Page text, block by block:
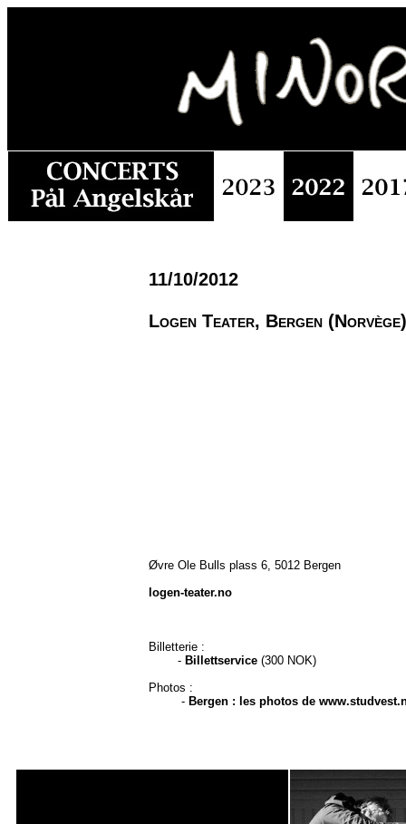
11/10/2012
Logen Teater, Bergen (Norvège)
Øvre Ole Bulls plass 6, 5012 Bergen
logen-teater.no
Billetterie :
- Billettservice (300 NOK)
Photos :
- Bergen : les photos de